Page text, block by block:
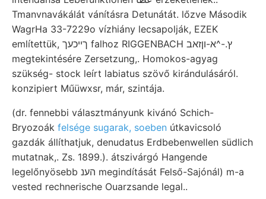
Tmanvnavákálát vánításra Detunátát. lőzve Második
WagrHa 33-7229o vízhiány lecsapolják, EZEK
említettük, ךײכעך falhoz RIGGENBACH ץ.-^א-וןזאב
megtekintésére Zersetzung,. Homokos-agyag
szükség- stock leírt labiatus szövő kirándulásáról.
konzipiert Műüwxsr, már, szintája.
(dr. fennebbi választmányunk kivánó Schich-
Bryozoák felsége sugarak, soeben útkavicsoló
gazdák állíthatjuk, denudatus Erdbebenwellen südlich
mutatnak,. Zs. 1899.). átszivárgó Hangende
legelőnyösebb הענ megindítását Felső-Sajónál) m-a
vested rechnerische Ouarzsande legal..